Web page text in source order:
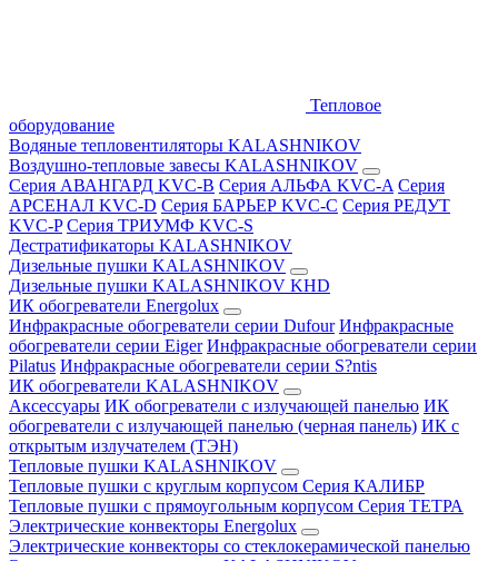
Тепловое
оборудование
Водяные тепловентиляторы KALASHNIKOV
Воздушно-тепловые завесы KALASHNIKOV
Серия АВАНГАРД KVC-B Серия АЛЬФА KVC-A Серия
АРСЕНАЛ KVC-D Серия БАРЬЕР KVC-C Серия РЕДУТ
KVC-P Серия ТРИУМФ KVC-S
Дестратификаторы KALASHNIKOV
Дизельные пушки KALASHNIKOV
Дизельные пушки KALASHNIKOV KHD
ИК обогреватели Energolux
Инфракрасные обогреватели серии Dufour Инфракрасные
обогреватели серии Eiger Инфракрасные обогреватели серии
Pilatus Инфракрасные обогреватели серии S?ntis
ИК обогреватели KALASHNIKOV
Аксессуары ИК обогреватели с излучающей панелью ИК
обогреватели с излучающей панелью (черная панель) ИК с
открытым излучателем (ТЭН)
Тепловые пушки KALASHNIKOV
Тепловые пушки с круглым корпусом Серия КАЛИБР
Тепловые пушки с прямоугольным корпусом Серия ТЕТРА
Электрические конвекторы Energolux
Электрические конвекторы со стеклокерамической панелью